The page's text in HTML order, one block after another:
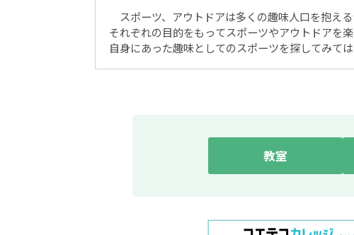
スポーツ、アウトドアは多くの趣味人口を抱え
それぞれの目的をもってスポーツやアウトドアを
自身にあった趣味としてのスポーツを探してみて
教室